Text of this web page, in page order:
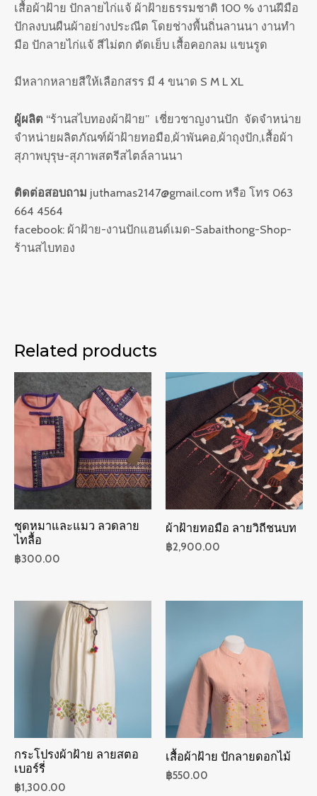
เสื้อผ้าฝ้าย ปักลายไก่แจ้ ผ้าฝ้ายธรรมชาติ 100 % งานฝีมือ
ปักลงบนผืนผ้าอย่างประณีต โดยช่างพื้นถิ่นลานนา งานทำ
มือ ปักลายไก่แจ้ สีไม่ตก ตัดเย็บ เสื้อคอกลม แขนรูด
มีหลากหลายสีให้เลือกสรร มี 4 ขนาด S M L XL
ผู้ผลิต “ร้านสไบทองผ้าฝ้าย” เชี่ยวชาญงานปัก จัดจำหน่าย
จำหน่ายผลิตภัณฑ์ผ้าฝ้ายทอมือ,ผ้าพันคอ,ผ้าถุงปัก,เสื้อผ้า
สุภาพบุรุษ-สุภาพสตรีสไตล์ลานนา
ติดต่อสอบถาม juthamas2147@gmail.com หรือ โทร 063
664 4564
facebook: ผ้าฝ้าย-งานปักแฮนด์เมด-Sabaithong-Shop-
ร้านสไบทอง
Related products
ชุดหมาและแมว ลวดลาย
ไทลื้อ
฿300.00
ผ้าฝ้ายทอมือ ลายวิถีชนบท
฿2,900.00
กระโปรงผ้าฝ้าย ลายสตอ
เบอร์รี่
฿1,300.00
เสื้อผ้าฝ้าย ปักลายดอกไม้
฿550.00